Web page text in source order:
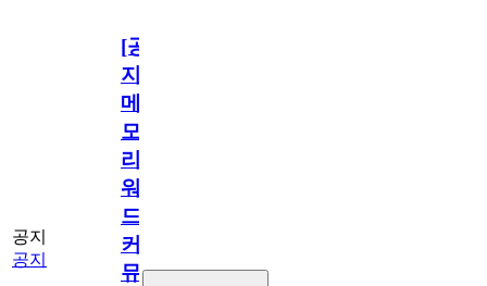
공지
공지
[공
지]
메
모
리
워
드
커
뮤